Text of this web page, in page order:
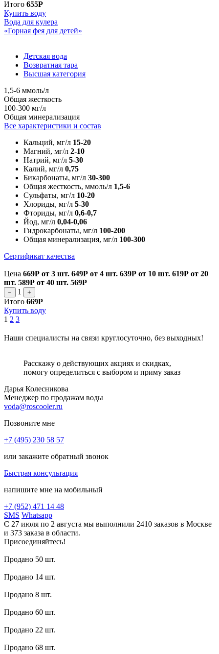
Итого 655Р
Купить воду
Вода для кулера
«Горная фея для детей»
Детская вода
Возвратная тара
Высшая категория
1,5-6 ммоль/л
Общая жесткость
100-300 мг/л
Общая минерализация
Все характеристики и состав
Кальций, мг/л 15-20
Магний, мг/л 2-10
Натрий, мг/л 5-30
Калий, мг/л 0,75
Бикарбонаты, мг/л 30-300
Общая жесткость, ммоль/л 1,5-6
Сульфаты, мг/л 10-20
Хлориды, мг/л 5-30
Фториды, мг/л 0,6-0,7
Йод, мг/л 0,04-0,06
Гидрокарбонаты, мг/л 100-200
Общая минерализация, мг/л 100-300
Сертификат качества
Цена 669Р от 3 шт. 649Р от 4 шт. 639Р от 10 шт. 619Р от 20
шт. 589Р от 40 шт. 569Р
− 1 +
Итого 669Р
Купить воду
1 2 3
Наши специалисты на связи круглосуточно, без выходных!
Расскажу о действующих акциях и скидках,
помогу определиться с выбором и приму заказ
Дарья Колесникова
Менеджер по продажам воды
voda@roscooler.ru
Позвоните мне
+7 (495) 230 58 57
или закажите обратный звонок
Быстрая консультация
напишите мне на мобильный
+7 (952) 471 14 48
SMS Whatsapp
С 27 июля по 2 августа мы выполнили 2410 заказов в Москве
и 373 заказа в области.
Присоединяйтесь!
Продано 50 шт.
Продано 14 шт.
Продано 8 шт.
Продано 60 шт.
Продано 22 шт.
Продано 68 шт.